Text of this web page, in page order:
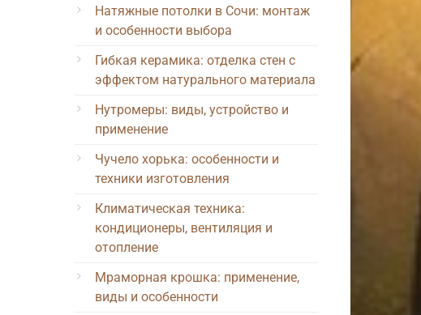
Натяжные потолки в Сочи: монтаж
и особенности выбора
Гибкая керамика: отделка стен с
эффектом натурального материала
Нутромеры: виды, устройство и
применение
Чучело хорька: особенности и
техники изготовления
Климатическая техника:
кондиционеры, вентиляция и
отопление
Мраморная крошка: применение,
виды и особенности